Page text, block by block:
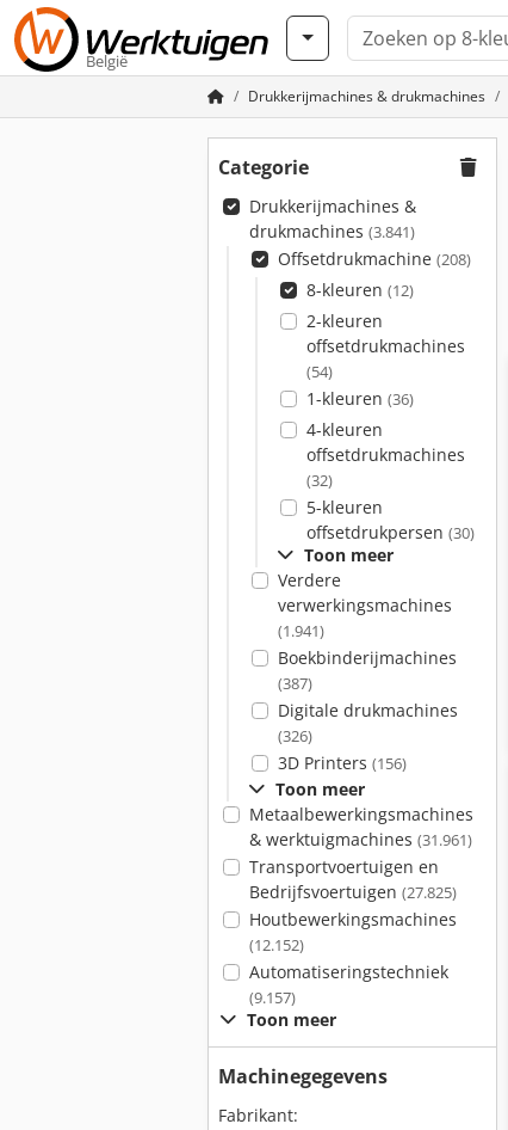
België
Drukkerijmachines & drukmachines
Categorie
Drukkerijmachines &
drukmachines (3.841)
Offsetdrukmachine (208)
8-kleuren (12)
2-kleuren
offsetdrukmachines
(54)
1-kleuren (36)
4-kleuren
offsetdrukmachines
(32)
5-kleuren
offsetdrukpersen (30)
Toon meer
Verdere
verwerkingsmachines
(1.941)
Boekbinderijmachines
(387)
Digitale drukmachines
(326)
3D Printers (156)
Toon meer
Metaalbewerkingsmachines
& werktuigmachines (31.961)
Transportvoertuigen en
Bedrijfsvoertuigen (27.825)
Houtbewerkingsmachines
(12.152)
Automatiseringstechniek
(9.157)
Toon meer
Machinegegevens
Fabrikant: